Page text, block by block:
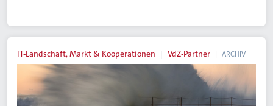
IT-Landschaft, Markt & Kooperationen VdZ-Partner ARCHIV